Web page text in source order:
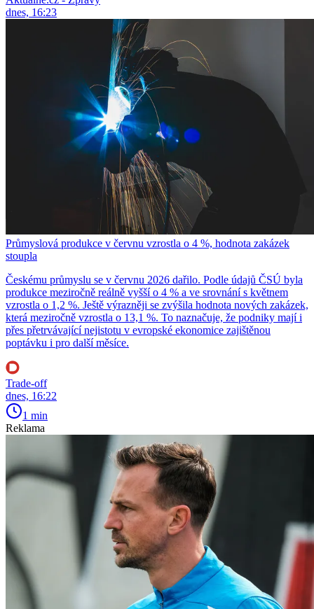
dnes, 16:23
Průmyslová produkce v červnu vzrostla o 4 %, hodnota zakázek
stoupla
Českému průmyslu se v červnu 2026 dařilo. Podle údajů ČSÚ byla
produkce meziročně reálně vyšší o 4 % a ve srovnání s květnem
vzrostla o 1,2 %. Ještě výrazněji se zvýšila hodnota nových zakázek,
která meziročně vzrostla o 13,1 %. To naznačuje, že podniky mají i
přes přetrvávající nejistotu v evropské ekonomice zajištěnou
poptávku i pro další měsíce.
Trade-off
dnes, 16:22
1 min
Reklama